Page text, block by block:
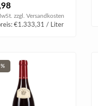
& Kraft in ei..
zzgl. Versandkosten
€1.333,31 / Liter